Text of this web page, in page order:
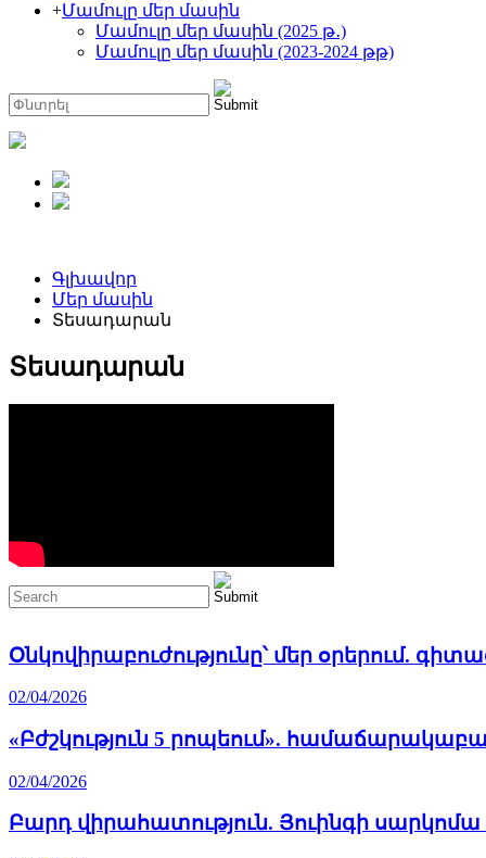
+Մամուլը մեր մասին
Մամուլը մեր մասին (2025 թ․)
Մամուլը մեր մասին (2023-2024 թթ)
Գլխավոր
Մեր մասին
Տեսադարան
Տեսադարան
Օնկովիրաբուժությունը՝ մեր օրերում.
02/04/2026
«Բժշկություն 5 րոպեում».
02/04/2026
Բարդ վիրահատություն. Յուինգի սարկոմա